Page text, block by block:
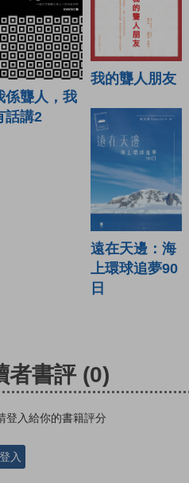
係聾人，我
話講2
我的聾人朋友
遠在天邊：海
上環球追夢90
日
者書評 (0)
登入給你的書籍評分
入